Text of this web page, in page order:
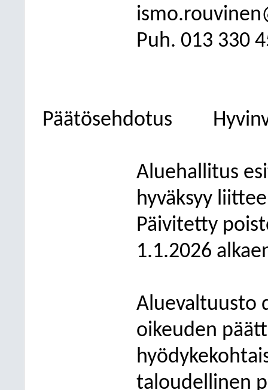
Puh. 013 330
Päätösehdotus
Aluehallitus
hyväksyy
Päivitetty
1.1.2026
Aluevaltuusto
oikeuden
taloudellinen